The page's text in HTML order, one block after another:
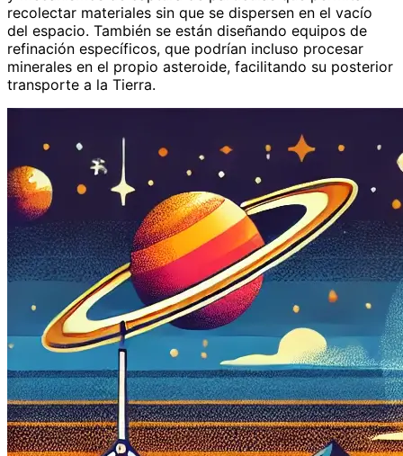
recolectar materiales sin que se dispersen en el vacío
del espacio. También se están diseñando equipos de
refinación específicos, que podrían incluso procesar
minerales en el propio asteroide, facilitando su posterior
transporte a la Tierra.